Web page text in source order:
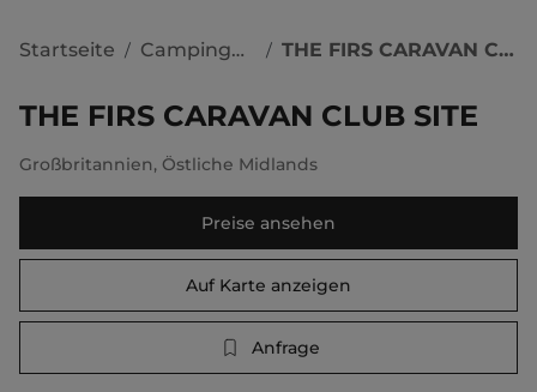
Startseite / Campingplätze / THE FIRS CARAVAN CLUB SITE
THE FIRS CARAVAN CLUB SITE
Großbritannien, Östliche Midlands
Preise ansehen
Auf Karte anzeigen
Anfrage